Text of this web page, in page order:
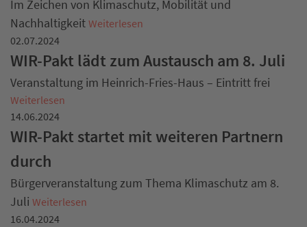
Im Zeichen von Klimaschutz, Mobilität und
Nachhaltigkeit Weiterlesen
02.07.2024
WIR-Pakt lädt zum Austausch am 8. Juli
Veranstaltung im Heinrich-Fries-Haus – Eintritt frei
Weiterlesen
14.06.2024
WIR-Pakt startet mit weiteren Partnern
durch
Bürgerveranstaltung zum Thema Klimaschutz am 8.
Juli Weiterlesen
16.04.2024